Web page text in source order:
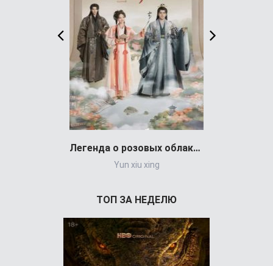
Легенда о розовых облаках (сериал)
Yun xiu xing
ТОП ЗА НЕДЕЛЮ